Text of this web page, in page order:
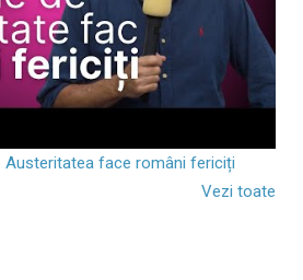
Austeritatea face români fericiți
Vezi toate